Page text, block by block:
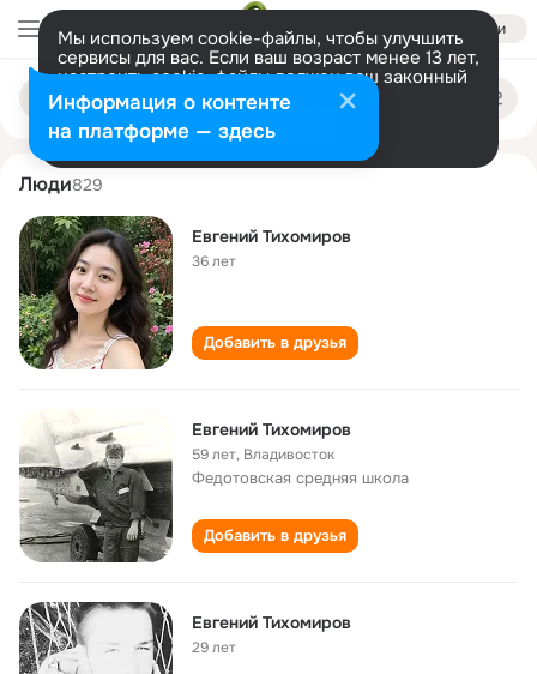
Войти
Мы используем cookie-файлы, чтобы улучшить
сервисы для вас. Если ваш возраст менее 13 лет,
настроить cookie-файлы должен ваш законный
представитель. Больше информации
Разрешить все Настроить
Поиск
людям
evgeniy tikhomirov
Люди829
Евгений Тихомиров
36 лет
Добавить в друзья
Евгений Тихомиров
59 лет, Владивосток
Федотовская cредняя школа
Добавить в друзья
Евгений Тихомиров
29 лет
Информация о контенте
на платформе — здесь